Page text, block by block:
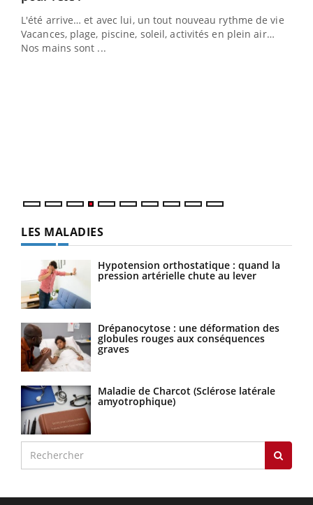
L'été arrive… et avec lui, un tout nouveau rythme de vie !
Vacances, plage, piscine, soleil, activités en plein air…
Nos mains sont ...
LES MALADIES
Hypotension orthostatique : quand la
pression artérielle chute au lever
Drépanocytose : une déformation des
globules rouges aux conséquences
graves
Maladie de Charcot (Sclérose latérale
amyotrophique)